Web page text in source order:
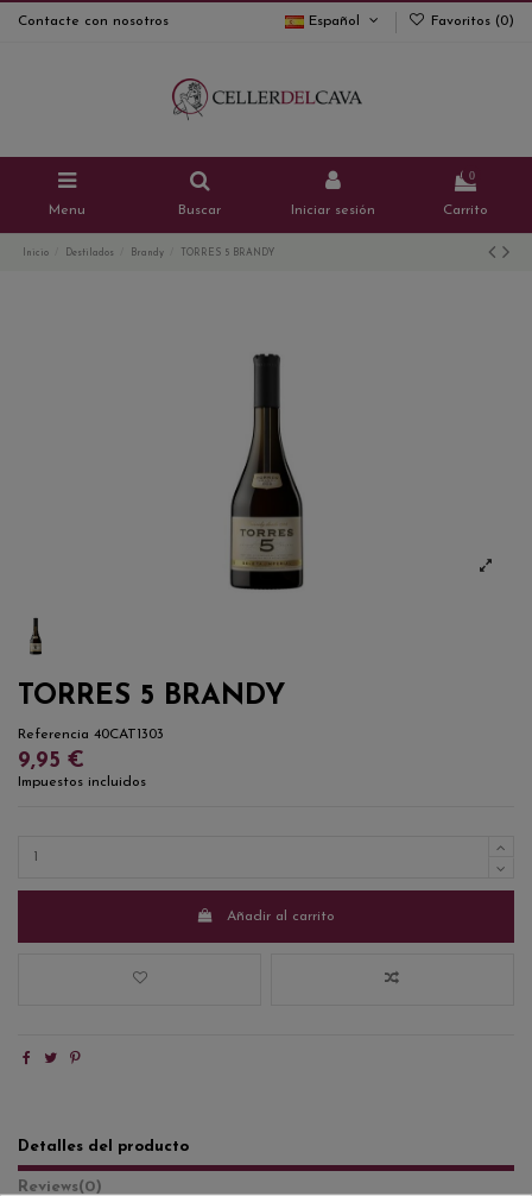
Contacte con nosotros Español Favoritos (0)
Menu Buscar Iniciar sesión
0
Carrito
Inicio Destilados Brandy TORRES 5 BRANDY
TORRES 5 BRANDY
Referencia 40CAT1303
9,95 €
Impuestos incluidos
Añadir al carrito
Detalles del producto
Reviews(0)